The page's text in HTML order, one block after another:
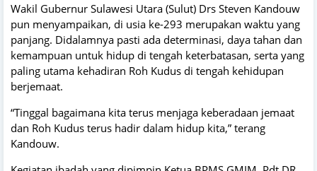
Wakil Gubernur Sulawesi Utara (Sulut) Drs Steven Kandouw
pun menyampaikan, di usia ke-293 merupakan waktu yang
panjang. Didalamnya pasti ada determinasi, daya tahan dan
kemampuan untuk hidup di tengah keterbatasan, serta yang
paling utama kehadiran Roh Kudus di tengah kehidupan
berjemaat.
“Tinggal bagaimana kita terus menjaga keberadaan jemaat
dan Roh Kudus terus hadir dalam hidup kita,” terang
Kandouw.